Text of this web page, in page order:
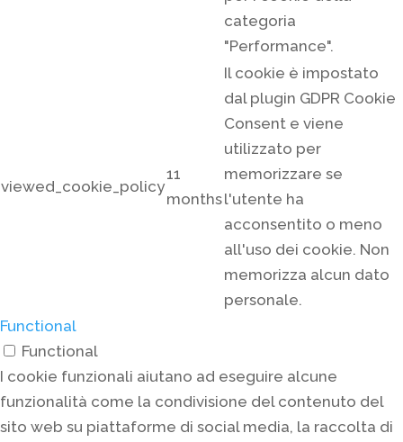
categoria
"Performance".
viewed_cookie_policy
11
months
Il cookie è impostato
dal plugin GDPR Cookie
Consent e viene
utilizzato per
memorizzare se
l'utente ha
acconsentito o meno
all'uso dei cookie. Non
memorizza alcun dato
personale.
Functional
Functional
I cookie funzionali aiutano ad eseguire alcune
funzionalità come la condivisione del contenuto del
sito web su piattaforme di social media, la raccolta di